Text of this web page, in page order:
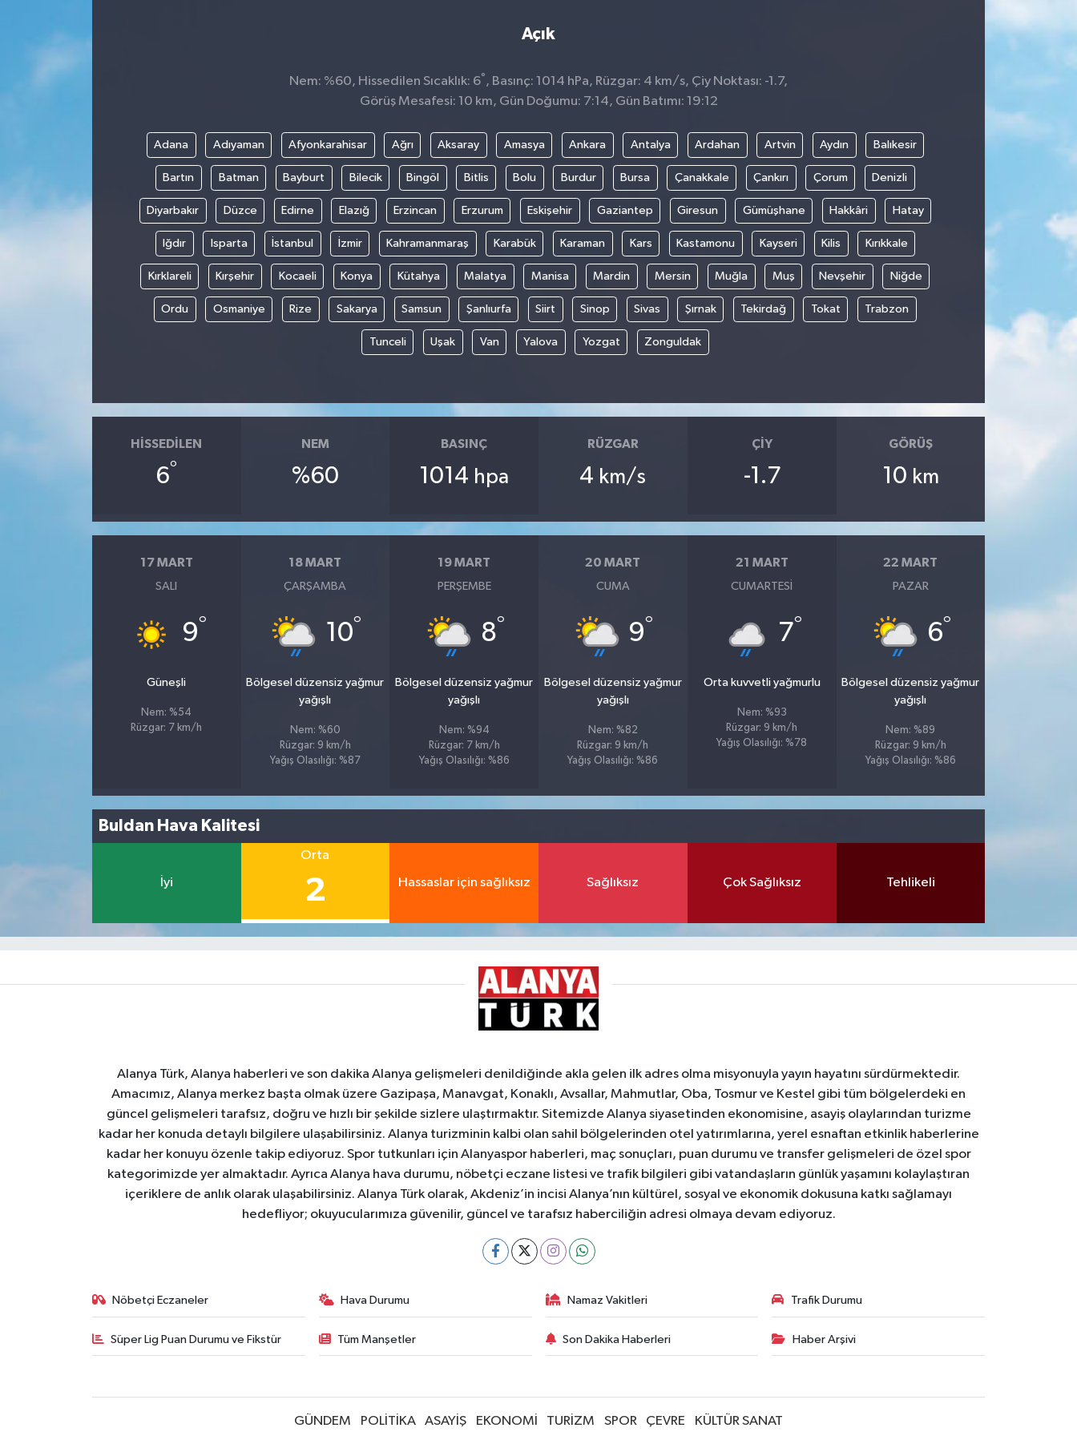
Açık
Nem: %60, Hissedilen Sıcaklık: 6° , Basınç: 1014 hPa, Rüzgar: 4 km/s, Çiy Noktası: -1.7,
Görüş Mesafesi: 10 km, Gün Doğumu: 7:14, Gün Batımı: 19:12
Adana Adıyaman Afyonkarahisar Ağrı Aksaray Amasya Ankara Antalya Ardahan Artvin Aydın Balıkesir
Bartın Batman Bayburt Bilecik Bingöl Bitlis Bolu Burdur Bursa Çanakkale Çankırı Çorum Denizli
Diyarbakır Düzce Edirne Elazığ Erzincan Erzurum Eskişehir Gaziantep Giresun Gümüşhane Hakkâri Hatay
Iğdır Isparta İstanbul İzmir Kahramanmaraş Karabük Karaman Kars Kastamonu Kayseri Kilis Kırıkkale
Kırklareli Kırşehir Kocaeli Konya Kütahya Malatya Manisa Mardin Mersin Muğla Muş Nevşehir Niğde
Ordu Osmaniye Rize Sakarya Samsun Şanlıurfa Siirt Sinop Sivas Şırnak Tekirdağ Tokat Trabzon
Tunceli Uşak Van Yalova Yozgat Zonguldak
HISSEDILEN
6°
NEM
%60
BASINÇ
1014 hpa
RÜZGAR
4 km/s
ÇIY
-1.7
GÖRÜŞ
10 km
17 MART
SALI
9°
Güneşli
Nem: %54
Rüzgar: 7 km/h
18 MART
ÇARŞAMBA
10°
Bölgesel düzensiz yağmur
yağışlı
Nem: %60
Rüzgar: 9 km/h
Yağış Olasılığı: %87
19 MART
PERŞEMBE
8°
Bölgesel düzensiz yağmur
yağışlı
Nem: %94
Rüzgar: 7 km/h
Yağış Olasılığı: %86
20 MART
CUMA
9°
Bölgesel düzensiz yağmur
yağışlı
Nem: %82
Rüzgar: 9 km/h
Yağış Olasılığı: %86
21 MART
CUMARTESI
7°
Orta kuvvetli yağmurlu
Nem: %93
Rüzgar: 9 km/h
Yağış Olasılığı: %78
22 MART
PAZAR
6°
Bölgesel düzensiz yağmur
yağışlı
Nem: %89
Rüzgar: 9 km/h
Yağış Olasılığı: %86
Buldan Hava Kalitesi
İyi
Orta
2 Hassaslar için sağlıksız Sağlıksız Çok Sağlıksız Tehlikeli
Alanya Türk, Alanya haberleri ve son dakika Alanya gelişmeleri denildiğinde akla gelen ilk adres olma misyonuyla yayın hayatını sürdürmektedir.
Amacımız, Alanya merkez başta olmak üzere Gazipaşa, Manavgat, Konaklı, Avsallar, Mahmutlar, Oba, Tosmur ve Kestel gibi tüm bölgelerdeki en
güncel gelişmeleri tarafsız, doğru ve hızlı bir şekilde sizlere ulaştırmaktır. Sitemizde Alanya siyasetinden ekonomisine, asayiş olaylarından turizme
kadar her konuda detaylı bilgilere ulaşabilirsiniz. Alanya turizminin kalbi olan sahil bölgelerinden otel yatırımlarına, yerel esnaftan etkinlik haberlerine
kadar her konuyu özenle takip ediyoruz. Spor tutkunları için Alanyaspor haberleri, maç sonuçları, puan durumu ve transfer gelişmeleri de özel spor
kategorimizde yer almaktadır. Ayrıca Alanya hava durumu, nöbetçi eczane listesi ve trafik bilgileri gibi vatandaşların günlük yaşamını kolaylaştıran
içeriklere de anlık olarak ulaşabilirsiniz. Alanya Türk olarak, Akdeniz’in incisi Alanya’nın kültürel, sosyal ve ekonomik dokusuna katkı sağlamayı
hedefliyor; okuyucularımıza güvenilir, güncel ve tarafsız haberciliğin adresi olmaya devam ediyoruz.
Nöbetçi Eczaneler Hava Durumu Namaz Vakitleri Trafik Durumu
Süper Lig Puan Durumu ve Fikstür Tüm Manşetler Son Dakika Haberleri Haber Arşivi
GÜNDEM POLİTİKA ASAYİŞ EKONOMİ TURİZM SPOR ÇEVRE KÜLTÜR SANAT